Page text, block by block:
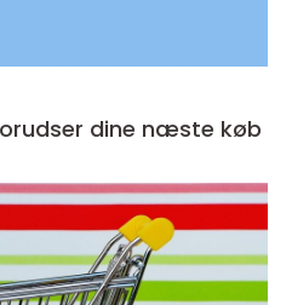
dine næste køb